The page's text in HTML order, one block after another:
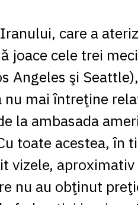
care a
joace cele trei
Angeles şi
nu mai întreţine
la ambasada
toate acestea, în
vizele, aproximativ
nu au obţinut